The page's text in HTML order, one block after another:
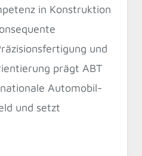
in Konstruktion
und
prägt ABT
Automobil-
und setzt